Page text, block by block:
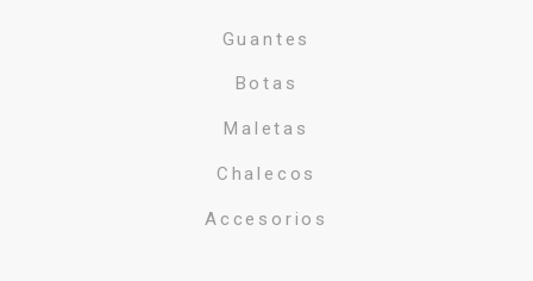
Guantes
Botas
Maletas
Chalecos
Accesorios